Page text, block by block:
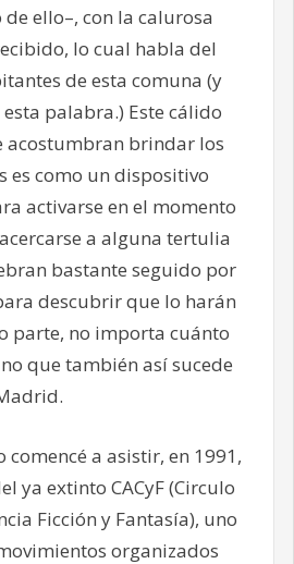
ello–, con la calurosa
lo cual habla del
de esta comuna (y
palabra.) Este cálido
acostumbran brindar los
es como un dispositivo
activarse en el momento
a alguna tertulia
bastante seguido por
descubrir que lo harán
parte, no importa cuánto
que también así sucede
comencé a asistir, en 1991,
ya extinto CACyF (Circulo
Ficción y Fantasía), uno
organizados